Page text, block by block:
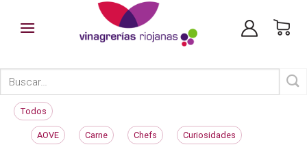
Todos
AOVE Carne Chefs Curiosidades